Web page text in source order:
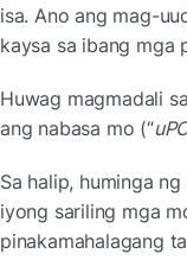
isa. Ano ang mag-
kaysa sa ibang mga
Huwag magmadali
ang nabasa mo (“
Sa halip, huminga
iyong sariling mga
pinakamahalagang